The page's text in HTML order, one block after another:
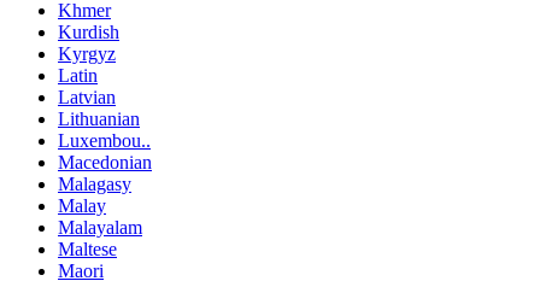
Khmer
Kurdish
Kyrgyz
Latin
Latvian
Lithuanian
Luxembou..
Macedonian
Malagasy
Malay
Malayalam
Maltese
Maori